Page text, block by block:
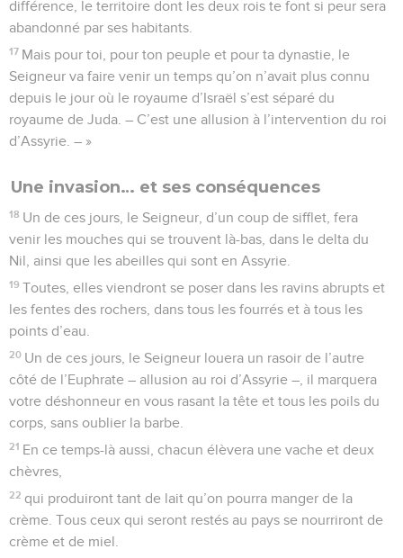
différence, le territoire dont les deux rois te font si peur sera
abandonné par ses habitants.
17 Mais pour toi, pour ton peuple et pour ta dynastie, le
Seigneur va faire venir un temps qu’on n’avait plus connu
depuis le jour où le royaume d’Israël s’est séparé du
royaume de Juda. – C’est une allusion à l’intervention du roi
d’Assyrie. – »
Une invasion… et ses conséquences
18 Un de ces jours, le Seigneur, d’un coup de sifflet, fera
venir les mouches qui se trouvent là-bas, dans le delta du
Nil, ainsi que les abeilles qui sont en Assyrie.
19 Toutes, elles viendront se poser dans les ravins abrupts et
les fentes des rochers, dans tous les fourrés et à tous les
points d’eau.
20 Un de ces jours, le Seigneur louera un rasoir de l’autre
côté de l’Euphrate – allusion au roi d’Assyrie –, il marquera
votre déshonneur en vous rasant la tête et tous les poils du
corps, sans oublier la barbe.
21 En ce temps-là aussi, chacun élèvera une vache et deux
chèvres,
22 qui produiront tant de lait qu’on pourra manger de la
crème. Tous ceux qui seront restés au pays se nourriront de
crème et de miel.